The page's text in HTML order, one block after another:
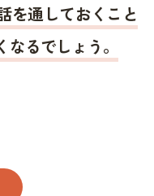
を通しておくこと
るでしょう。